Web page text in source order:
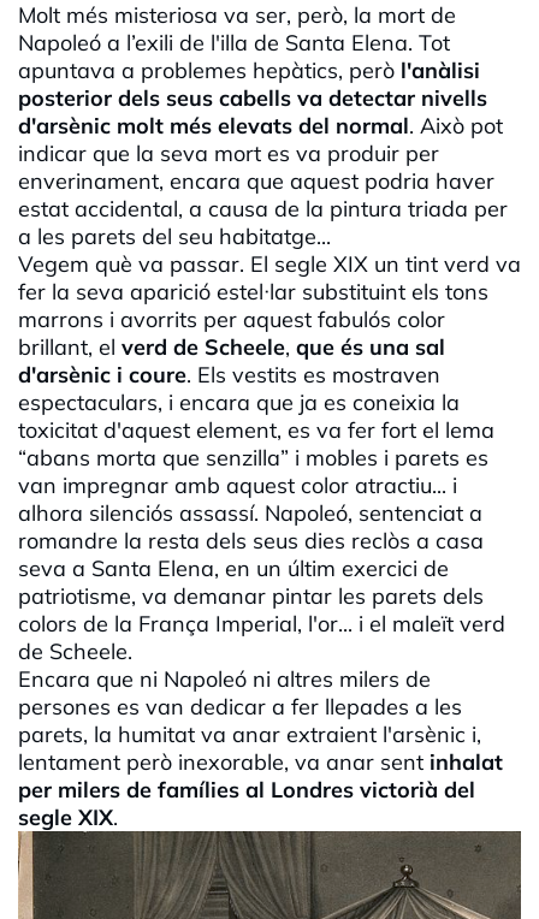
Molt més misteriosa va ser, però, la mort de
Napoleó a l’exili de l'illa de Santa Elena. Tot
apuntava a problemes hepàtics, però l'anàlisi
posterior dels seus cabells va detectar nivells
d'arsènic molt més elevats del normal. Això pot
indicar que la seva mort es va produir per
enverinament, encara que aquest podria haver
estat accidental, a causa de la pintura triada per
a les parets del seu habitatge...
Vegem què va passar. El segle XIX un tint verd va
fer la seva aparició estel·lar substituint els tons
marrons i avorrits per aquest fabulós color
brillant, el verd de Scheele, que és una sal
d'arsènic i coure. Els vestits es mostraven
espectaculars, i encara que ja es coneixia la
toxicitat d'aquest element, es va fer fort el lema
“abans morta que senzilla” i mobles i parets es
van impregnar amb aquest color atractiu... i
alhora silenciós assassí. Napoleó, sentenciat a
romandre la resta dels seus dies reclòs a casa
seva a Santa Elena, en un últim exercici de
patriotisme, va demanar pintar les parets dels
colors de la França Imperial, l'or... i el maleït verd
de Scheele.
Encara que ni Napoleó ni altres milers de
persones es van dedicar a fer llepades a les
parets, la humitat va anar extraient l'arsènic i,
lentament però inexorable, va anar sent inhalat
per milers de famílies al Londres victorià del
segle XIX.